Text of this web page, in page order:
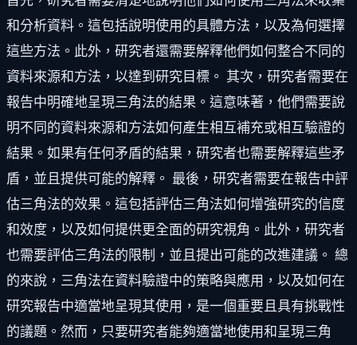
和分析資料。這包括說明使用的具體方法，以及為何選擇
這些方法。此外，研究者還需要解釋他們如何整合不同的
資料來源和方法，以達到研究目標。 其次，研究者需要在
報告中明確地呈現三角法的結果。這意味著，他們需要說
明不同的資料來源和方法如何產生相互補充或相互驗證的
結果。如果有任何矛盾的結果，研究者也需要解釋這些矛
盾，並且提供可能的解釋。 最後，研究者需要在報告中評
估三角法的效果。這包括評估三角法如何增強研究的信度
和效度，以及如何提供更全面的研究視角。此外，研究者
也需要評估三角法的限制，並且提出可能的改進建議。 總
的來說，三角法在資料驗證中的策略與應用，以及如何在
研究報告中適當地呈現其使用，是一個重要且具有挑戰性
的議題。然而，只要研究者能夠適當地使用和呈現三角